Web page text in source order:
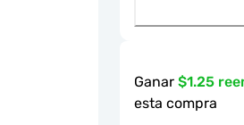
Ganar $1.25
esta compra